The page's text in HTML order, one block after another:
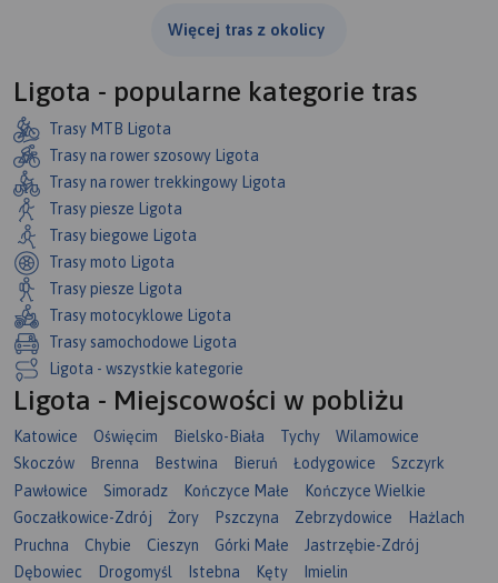
Więcej tras z okolicy
Ligota - popularne kategorie tras
Trasy MTB Ligota
Trasy na rower szosowy Ligota
Trasy na rower trekkingowy Ligota
Trasy piesze Ligota
Trasy biegowe Ligota
Trasy moto Ligota
Trasy piesze Ligota
Trasy motocyklowe Ligota
Trasy samochodowe Ligota
Ligota - wszystkie kategorie
Ligota - Miejscowości w pobliżu
Katowice Oświęcim Bielsko-Biała Tychy
Wilamowice
Skoczów
Brenna Bestwina Bieruń Łodygowice
Szczyrk
Pawłowice
Simoradz Kończyce Małe
Kończyce Wielkie
Goczałkowice-Zdrój
Żory Pszczyna Zebrzydowice
Hażlach
Pruchna
Chybie Cieszyn Górki Małe
Jastrzębie-Zdrój
Dębowiec
Drogomyśl Istebna Kęty Imielin